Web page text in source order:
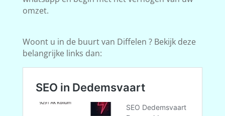
omzet.
Woont u in de buurt van Diffelen ? Bekijk deze
belangrijke links dan: